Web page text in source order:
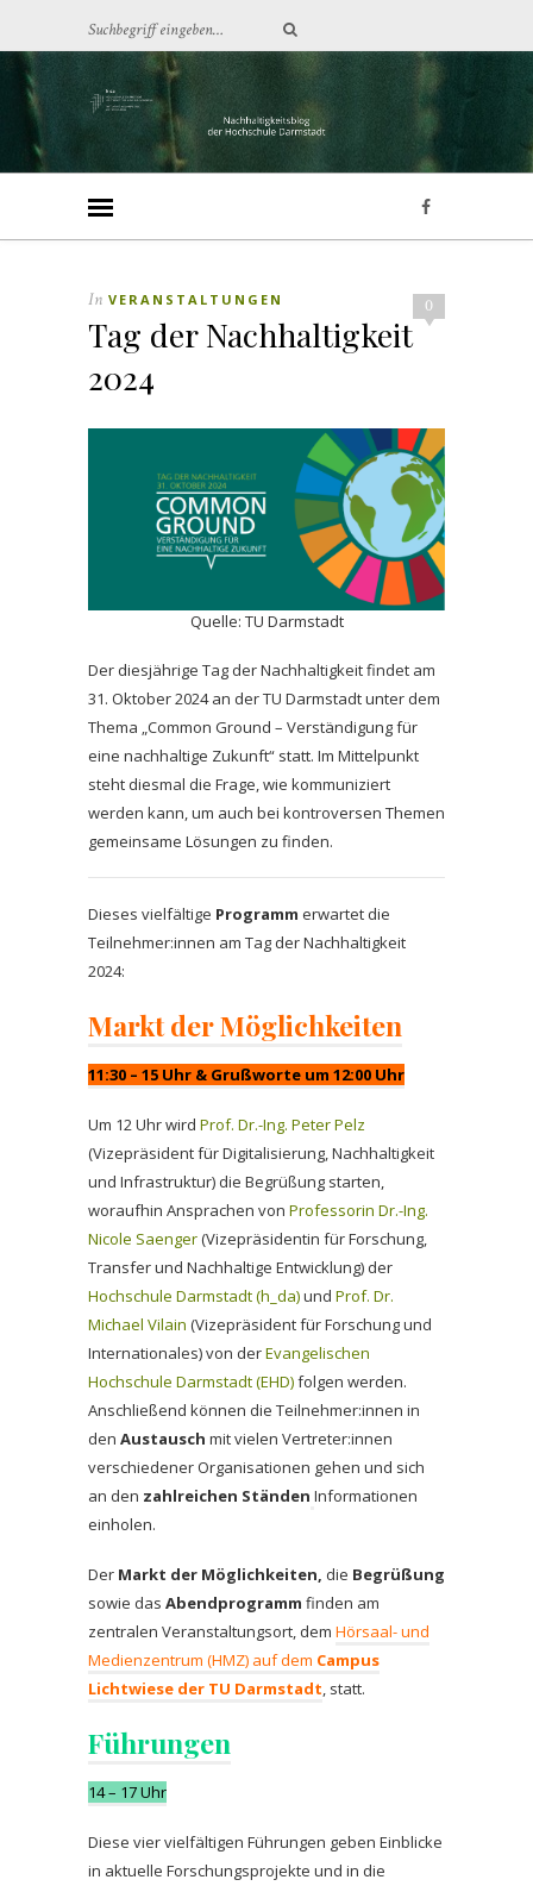
0
In VERANSTALTUNGEN
Tag der Nachhaltigkeit
2024
Quelle: TU Darmstadt
Der diesjährige Tag der Nachhaltigkeit findet am
31. Oktober 2024 an der TU Darmstadtunter dem
Thema „Common Ground – Verständigung für
eine nachhaltige Zukunft“ statt. Im Mittelpunkt
steht diesmal die Frage, wie kommuniziert
werden kann, um auch bei kontroversen Themen
gemeinsame Lösungen zu finden.
Dieses vielfältige Programm erwartet die
Teilnehmer:innen am Tag der Nachhaltigkeit
2024:
Markt der Möglichkeiten
11:30 – 15 Uhr & Grußworte um 12:00 Uhr
Um 12 Uhr wird Prof. Dr.-Ing. Peter Pelz
(Vizepräsident für Digitalisierung, Nachhaltigkeit
und Infrastruktur) die Begrüßung starten,
woraufhin Ansprachen von Professorin Dr.-Ing.
Nicole Saenger(Vizepräsidentin für Forschung,
Transfer und Nachhaltige Entwicklung) der
Hochschule Darmstadt (h_da)und Prof. Dr.
Michael Vilain (Vizepräsident für Forschung und
Internationales) von derEvangelischen
Hochschule Darmstadt (EHD)folgen werden.
Anschließend können die Teilnehmer:innen in
den Austausch mit vielen Vertreter:innen
verschiedener Organisationen gehen und sich
an den zahlreichen Ständen Informationen
einholen.
Der Markt der Möglichkeiten, die Begrüßung
sowie das Abendprogramm finden am
zentralen Veranstaltungsort, dem Hörsaal- und
Medienzentrum (HMZ) auf dem Campus
Lichtwiese der TU Darmstadt, statt.
Führungen
14 – 17 Uhr
Diese vier vielfältigen Führungen geben Einblicke
in aktuelle Forschungsprojekte und in die